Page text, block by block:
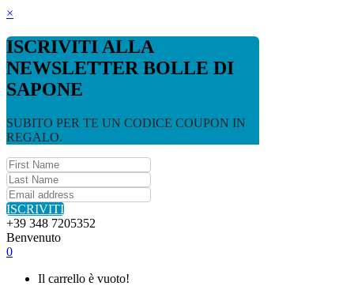
×
ISCRIVITI ALLA
NEWSLETTER BOLLE DI
SAPONE
SUBITO PER TE UN CODICE COUPON IN
REGALO.
ISCRIVITI
+39 348 7205352
Benvenuto
0
Il carrello è vuoto!